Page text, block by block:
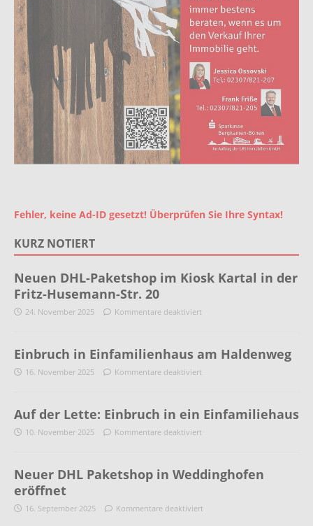
Fehler, keine Ad-ID gesetzt! Überprüfen Sie Ihre Syntax!
KURZ NOTIERT
Neuen DHL-Paketshop im Kiosk Kartal in der
Fritz-Husemann-Str. 20
24. November 2025 Kommentare deaktiviert
Einbruch in Einfamilienhaus am Haldenweg
16. November 2025 Kommentare deaktiviert
Auf der Lette: Einbruch in ein Einfamiliehaus
10. November 2025 Kommentare deaktiviert
Neuer DHL Paketshop in Weddinghofen
eröffnet
16. September 2025 Kommentare deaktiviert